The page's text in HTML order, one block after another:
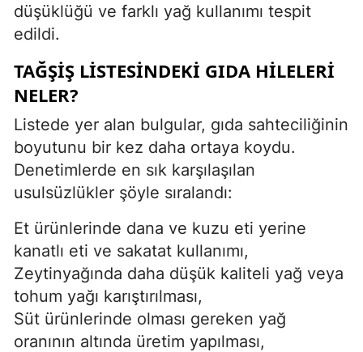
düşüklüğü ve farklı yağ kullanımı tespit
edildi.
TAĞŞİŞ LİSTESİNDEKİ GIDA HİLELERİ
NELER?
Listede yer alan bulgular, gıda sahteciliğinin
boyutunu bir kez daha ortaya koydu.
Denetimlerde en sık karşılaşılan
usulsüzlükler şöyle sıralandı:
Et ürünlerinde dana ve kuzu eti yerine
kanatlı eti ve sakatat kullanımı,
Zeytinyağında daha düşük kaliteli yağ veya
tohum yağı karıştırılması,
Süt ürünlerinde olması gereken yağ
oranının altında üretim yapılması,